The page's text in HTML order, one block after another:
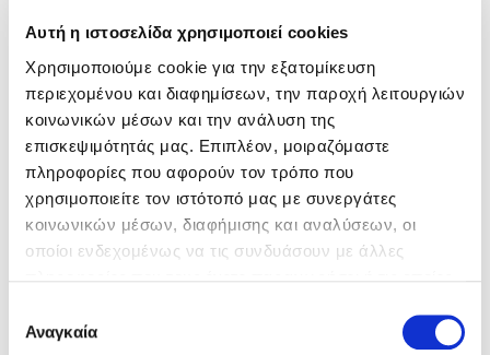
Αυτή η ιστοσελίδα χρησιμοποιεί cookies
Χρησιμοποιούμε cookie για την εξατομίκευση
περιεχομένου και διαφημίσεων, την παροχή λειτουργιών
κοινωνικών μέσων και την ανάλυση της
επισκεψιμότητάς μας. Επιπλέον, μοιραζόμαστε
πληροφορίες που αφορούν τον τρόπο που
χρησιμοποιείτε τον ιστότοπό μας με συνεργάτες
κοινωνικών μέσων, διαφήμισης και αναλύσεων, οι
οποίοι ενδεχομένως να τις συνδυάσουν με άλλες
των υπηρεσιών τους. Αν συνεχίσετε να χρησιμοποιείτε
συγκατάθεσης
Αναγκαία
Ιωάννης Γλωσσόπουλος
Ένας γίγαντας στο σχολείο
Βιβλία της Συγγραφέως